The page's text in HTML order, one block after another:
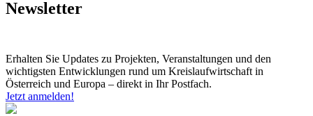
Newsletter
Erhalten Sie Updates zu Projekten, Veranstaltungen und den
wichtigsten Entwicklungen rund um Kreislaufwirtschaft in
Österreich und Europa – direkt in Ihr Postfach.
Jetzt anmelden!